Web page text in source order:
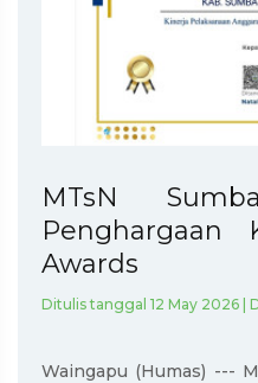
MTsN
Penghargaan
Awards
Ditulis tanggal 12 May 2026 |
Waingapu (Humas) ---